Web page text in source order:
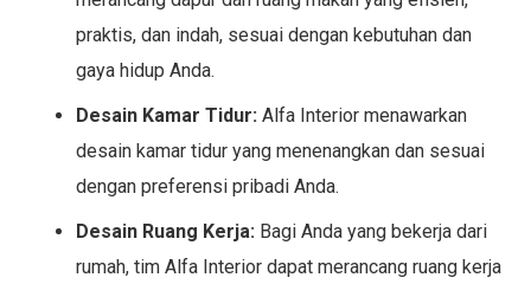
praktis, dan indah, sesuai dengan kebutuhan dan
gaya hidup Anda.
Desain Kamar Tidur: Alfa Interior menawarkan
desain kamar tidur yang menenangkan dan sesuai
dengan preferensi pribadi Anda.
Desain Ruang Kerja: Bagi Anda yang bekerja dari
rumah, tim Alfa Interior dapat merancang ruang kerja